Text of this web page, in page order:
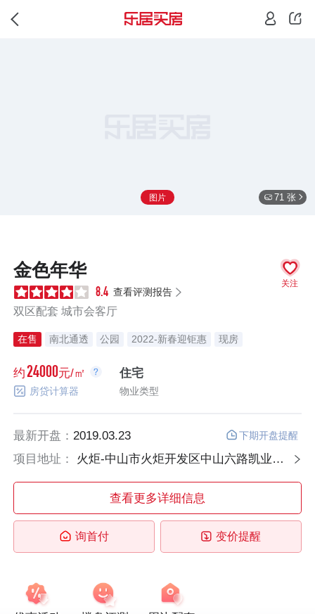
图片 71 张
关注
金色年华
8.4 查看评测报告
双区配套 城市会客厅
在售 南北通透 公园 2022-新春迎钜惠 现房
约24000元/㎡
房贷计算器
住宅
物业类型
最新开盘： 2019.03.23 下期开盘提醒
项目地址： 火炬-中山市火炬开发区中山六路凯业街27号
查看更多详细信息
询首付 变价提醒